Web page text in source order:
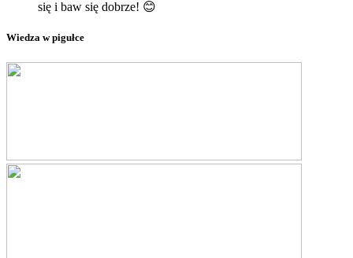
się i baw się dobrze! 😊
Wiedza w pigułce